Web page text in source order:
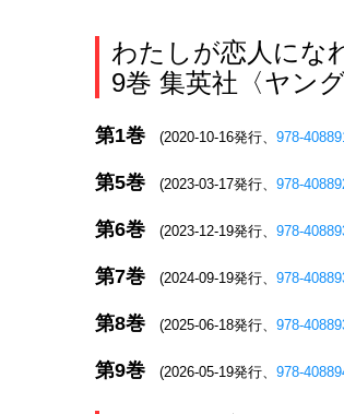
わたしが恋人にな
9巻 集英社〈ヤン
第1巻 (2020-10-16発行、 978-
第5巻 (2023-03-17発行、 978-
第6巻 (2023-12-19発行、 978-
第7巻 (2024-09-19発行、 978-
第8巻 (2025-06-18発行、 978-
第9巻 (2026-05-19発行、 978-